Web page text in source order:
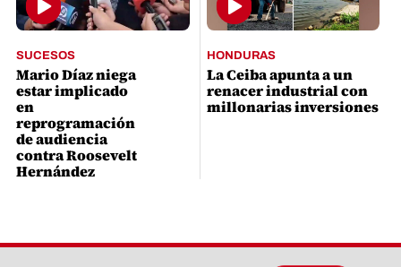
SUCESOS
Mario Díaz niega
estar implicado
en
reprogramación
de audiencia
contra Roosevelt
Hernández
HONDURAS
La Ceiba apunta a un
renacer industrial con
millonarias inversiones